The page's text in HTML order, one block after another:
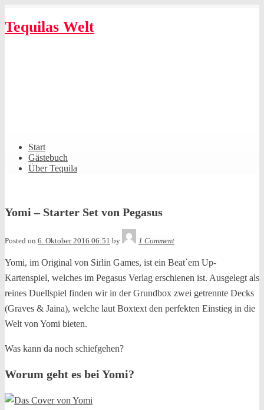
to
content
Tequilas Welt
Primary
Navigation
Start
Gästebuch
Über Tequila
Yomi – Starter Set von Pegasus
Posted on 6. Oktober 2016 06:51 by
1 Comment
Yomi, im Original von Sirlin Games, ist ein Beat`em Up-
Kartenspiel, welches im Pegasus Verlag erschienen ist. Ausgelegt als
reines Duellspiel finden wir in der Grundbox zwei getrennte Decks
(Graves & Jaina), welche laut Boxtext den perfekten Einstieg in die
Welt von Yomi bieten.
Was kann da noch schiefgehen?
Worum geht es bei Yomi?